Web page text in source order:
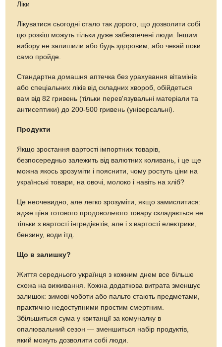
Ліки
Лікуватися сьогодні стало так дорого, що дозволити собі
цю розкіш можуть тільки дуже забезпечені люди. Іншим
вибору не залишили або будь здоровим, або чекай поки
само пройде.
Стандартна домашня аптечка без урахування вітамінів
або спеціальних ліків від складних хвороб, обійдеться
вам від 82 гривень (тільки перев'язувальні матеріали та
антисептики) до 200-500 гривень (універсальні).
Продукти
Якщо зростання вартості імпортних товарів,
безпосередньо залежить від валютних коливань, і це ще
можна якось зрозуміти і пояснити, чому ростуть ціни на
українські товари, на овочі, молоко і навіть на хліб?
Це неочевидно, але легко зрозуміти, якщо замислитися:
адже ціна готового продовольчого товару складається не
тільки з вартості інгредієнтів, але і з вартості електрики,
бензину, води ітд.
Що в залишку?
Життя середнього українця з кожним днем все більше
схожа на виживання. Кожна додаткова витрата зменшує
залишок: зимові чоботи або пальто стають предметами,
практично недоступними простим смертним.
Збільшиться сума у квитанції за комуналку в
опалювальний сезон — зменшиться набір продуктів,
який можуть дозволити собі люди.